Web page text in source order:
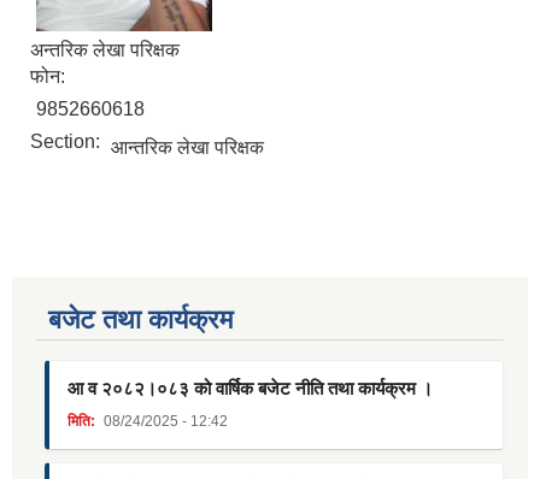
अन्तरिक लेखा परिक्षक
फोन:
9852660618
Section: आन्तरिक लेखा परिक्षक
बजेट तथा कार्यक्रम
आ व २०८२।०८३ को वार्षिक बजेट नीति तथा कार्यक्रम ।
मिति: 08/24/2025 - 12:42